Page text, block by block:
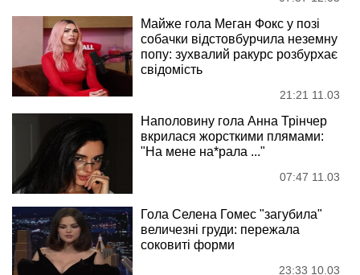
Майже гола Меган Фокс у позі
собачки відстовбурчила неземну
попу: зухвалий ракурс розбурхає
свідомість
21:21 11.03
Наполовину гола Анна Трінчер
вкрилася жорсткими плямами:
"На мене на*рала ..."
07:47 11.03
Гола Селена Гомес "загубила"
величезні груди: пережала
соковиті форми
23:33 10.03